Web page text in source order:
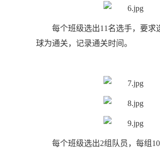
每个班级选出11名选手，要
球为通关，记录通关时间。
每个班级选出2组队员，每组